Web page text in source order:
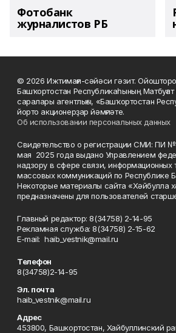
Фотобанк
журналистов РБ
© 2026 Ижтимағи-сәйәси гәзит.
Башҡортостан Республикаһының
саралары агентлығы, «Башҡортостан
йорто акционерҙар йәмғиәте.
Об использовании персональных данных
Свидетельство о регистрации СМИ: ПИ №
мая 2025 года выдано Управлением
надзору в сфере связи, информационных
массовых коммуникаций по Республике
Некоторые материалы сайта «Хәйбулла
предназначены для пользователей
Главный редактор: 8(34758) 2-14-95
Рекламная служба: 8(34758) 2-15-62
Е-mаil: haib_vestnik@mail.ru
Телефон
8(34758)2-14-95
Эл. почта
haib_vestnik@mail.ru
Адрес
453800, Башкортостан, Хайбуллинский